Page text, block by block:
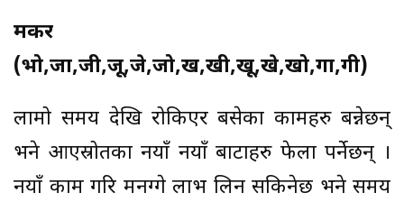
मकर
(भो,जा,जी,जू,जे,जो,ख,खी,खू,खे,खो,गा,गी)
लामो समय देखि रोकिएर बसेका कामहरु बन्नेछन्
भने आएस्रोतका नयाँ नयाँ बाटाहरु फेला पर्नेछन् ।
नयाँ काम गरि मनग्गे लाभ लिन सकिनेछ भने समय